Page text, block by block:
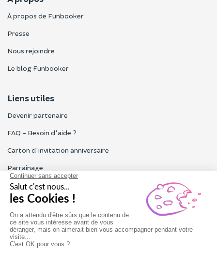
À propos de Funbooker
Presse
Nous rejoindre
Le blog Funbooker
Liens utiles
Devenir partenaire
FAQ - Besoin d'aide ?
Carton d'invitation anniversaire
Parrainage
Tous les avis Funbooker
Particuliers, entreprises, professionnels
Notre service client est ouvert du lundi au vendredi de 9h à 18h